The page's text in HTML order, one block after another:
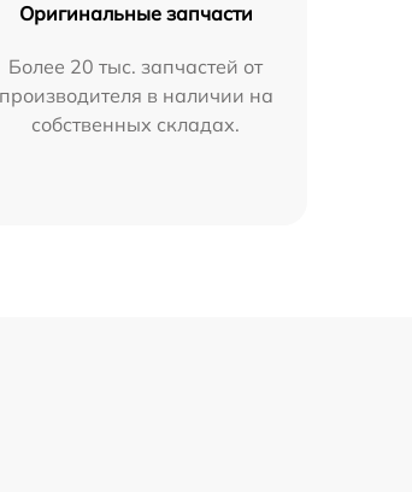
Оригинальные запчасти
Более 20 тыс. запчастей от
производителя в наличии на
собственных складах.